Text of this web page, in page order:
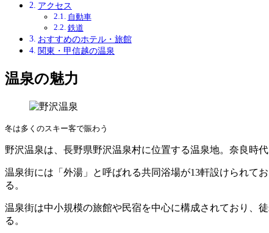
アクセス
自動車
鉄道
おすすめのホテル・旅館
関東・甲信越の温泉
温泉の魅力
冬は多くのスキー客で賑わう
野沢温泉は、長野県野沢温泉村に位置する温泉地。奈良時
温泉街には「外湯」と呼ばれる共同浴場が13軒設けられて
る。
温泉街は中小規模の旅館や民宿を中心に構成されており、
る。